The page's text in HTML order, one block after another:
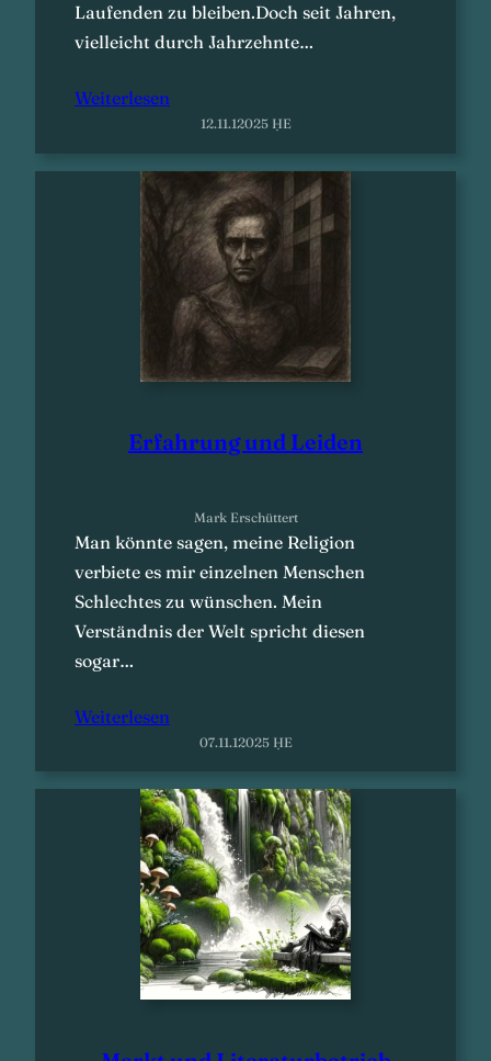
Laufenden zu bleiben.Doch seit Jahren,
vielleicht durch Jahrzehnte…
Weiterlesen
12.11.12025 ḤE
Erfahrung und Leiden
Mark Erschüttert
Man könnte sagen, meine Religion
verbiete es mir einzelnen Menschen
Schlechtes zu wünschen. Mein
Verständnis der Welt spricht diesen
sogar…
Weiterlesen
07.11.12025 ḤE